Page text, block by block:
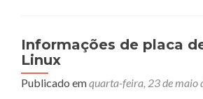
úteis
para
Firefox
Informações de placa
Linux
Publicado emquarta-feira, 23 de maio